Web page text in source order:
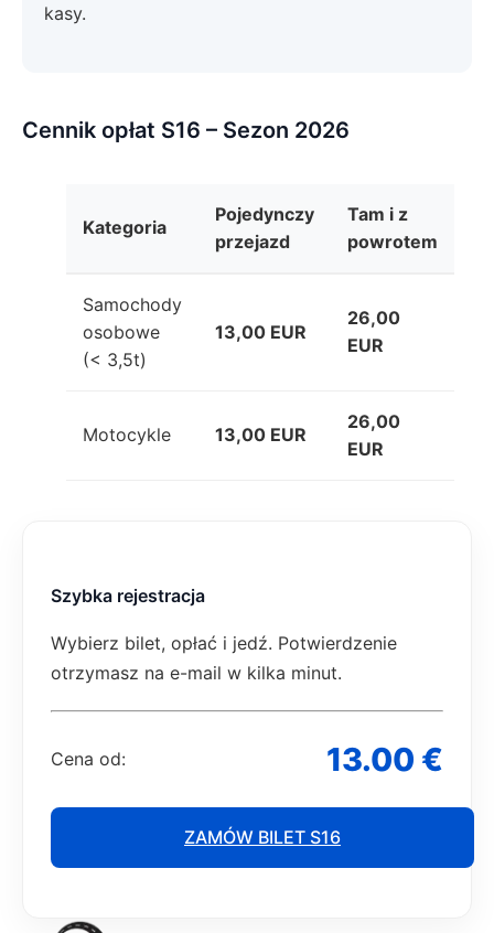
kasy.
Cennik opłat S16 – Sezon 2026
Kategoria
Pojedynczy
przejazd
Tam i z
powrotem
Samochody
osobowe
(< 3,5t)
13,00 EUR
26,00
EUR
Motocykle 13,00 EUR
26,00
EUR
Szybka rejestracja
Wybierz bilet, opłać i jedź. Potwierdzenie
otrzymasz na e-mail w kilka minut.
Cena od: 13.00 €
ZAMÓW BILET S16